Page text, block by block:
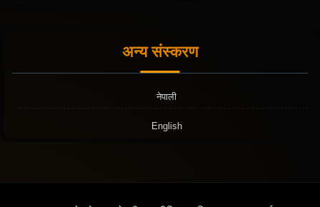
अन्य संस्करण
नेपाली
English